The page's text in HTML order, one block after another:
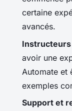
certaine
avancés.
avoir une
Automate et
exemples
Support et